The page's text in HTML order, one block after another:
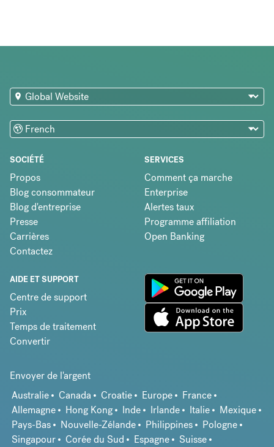
SOCIÉTÉ
Propos
Blog consommateur
Blog d'entreprise
Presse
Carrières
Contactez
SERVICES
Comment ça marche
Enterprise
Alertes taux
Programme affiliation
Open Banking
AIDE ET SUPPORT
Centre de support
Prix
Temps de traitement
Convertir
Envoyer de l'argent
Australie
Canada Croatie Europe
France
Allemagne
Hong Kong Inde Irlande Italie
Mexique
Pays-Bas
Nouvelle-Zélande Philippines
Pologne
Singapour
Corée du Sud Espagne
Suisse